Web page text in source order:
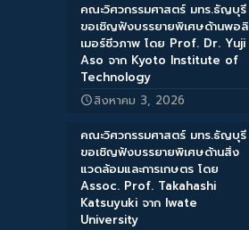
คณะวิศวกรรมศาสตร์ มทร.ธัญบุรี
ขอเชิญฟังบรรยายพิเศษด้านพอลิ
เมอร์ชีวภาพ โดย Prof. Dr. Yuji
Aso จาก Kyoto Institute of
Technology
สิงหาคม 3, 2026
คณะวิศวกรรมศาสตร์ มทร.ธัญบุรี
ขอเชิญฟังบรรยายพิเศษด้านสิ่ง
แวดล้อมและการเกษตร โดย
Assoc. Prof. Takahashi
Katsuyuki จาก Iwate
University